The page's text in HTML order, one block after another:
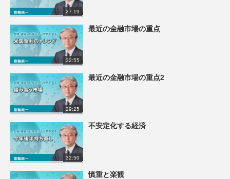
27:19
32:55
最近の金融市場の重点
29:25
最近の金融市場の重点2
32:50
不安定化する経済
慎重と楽観